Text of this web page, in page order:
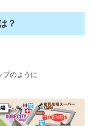
？
プのように